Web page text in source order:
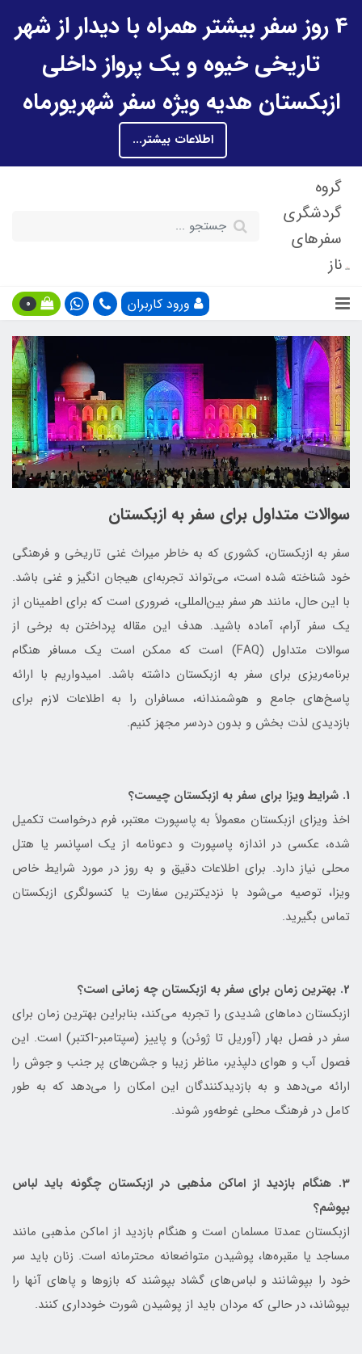
4 روز سفر بیشتر همراه با دیدار از شهر
تاریخی خیوه و یک پرواز داخلی
ازبکستان هدیه ویژه سفر شهریورماه
اطلاعات بیشتر...
گروه
گردشگری
سفرهای
ناز
ورود کاربران 0
سوالات متداول برای سفر به ازبکستان
سفر به ازبکستان، کشوری که به خاطر میراث غنی تاریخی و فرهنگی
خود شناخته شده است، می‌تواند تجربه‌ای هیجان انگیز و غنی باشد.
با این حال، مانند هر سفر بین‌المللی، ضروری است که برای اطمینان از
یک سفر آرام، آماده باشید. هدف این مقاله پرداختن به برخی از
سوالات متداول (FAQ) است که ممکن است یک مسافر هنگام
برنامه‌ریزی برای سفر به ازبکستان داشته باشد. امیدواریم با ارائه
پاسخ‌های جامع و هوشمندانه، مسافران را به اطلاعات لازم برای
بازدیدی لذت بخش و بدون دردسر مجهز کنیم.
1. شرایط ویزا برای سفر به ازبکستان چیست؟
اخذ ویزای ازبکستان معمولاً به پاسپورت معتبر، فرم درخواست تکمیل
شده، عکسی در اندازه پاسپورت و دعو‌نامه از یک اسپانسر یا هتل
محلی نیاز دارد. برای اطلاعات دقیق و به روز در مورد شرایط خاص
ویزا، توصیه می‌شود با نزدیکترین سفارت یا کنسولگری ازبکستان
تماس بگیرید.
2. بهترین زمان برای سفر به ازبکستان چه زمانی است؟
ازبکستان دماهای شدیدی را تجربه می‌کند، بنابراین بهترین زمان برای
سفر در فصل بهار (آوریل تا ژوئن) و پاییز (سپتامبر-اکتبر) است. این
فصول آب و هوای دلپذیر، مناظر زیبا و جشن‌های پر جنب و جوش را
ارائه می‌دهد و به بازدیدکنندگان این امکان را می‌دهد که به طور
کامل در فرهنگ محلی غوطه‌ور شوند.
3. هنگام بازدید از اماکن مذهبی در ازبکستان چگونه باید لباس
بپوشم؟
ازبکستان عمدتا مسلمان است و هنگام بازدید از اماکن مذهبی مانند
مساجد یا مقبره‌ها، پوشیدن متواضعانه محترمانه است. زنان باید سر
خود را بپوشانند و لباس‌های گشاد بپوشند که بازوها و پاهای آنها را
بپوشاند، در حالی که مردان باید از پوشیدن شورت خودداری کنند.